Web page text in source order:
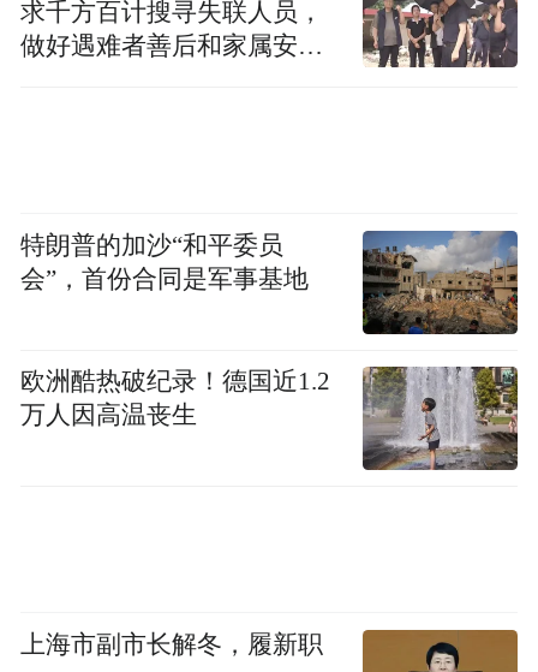
求千方百计搜寻失联人员，
做好遇难者善后和家属安抚
特朗普的加沙“和平委员
会”，首份合同是军事基地
欧洲酷热破纪录！德国近1.2
万人因高温丧生
上海市副市长解冬，履新职